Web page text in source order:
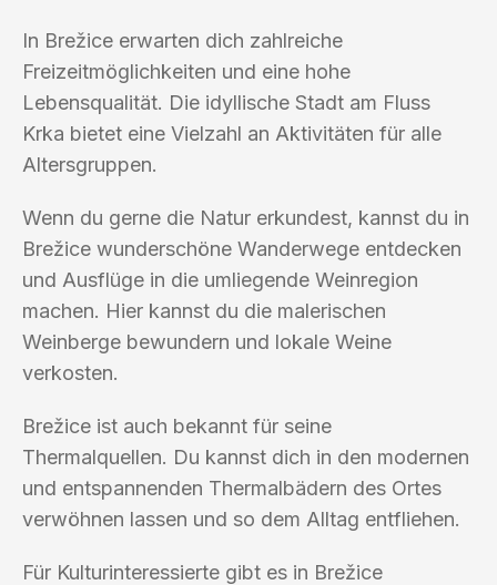
In Brežice erwarten dich zahlreiche
Freizeitmöglichkeiten und eine hohe
Lebensqualität. Die idyllische Stadt am Fluss
Krka bietet eine Vielzahl an Aktivitäten für alle
Altersgruppen.
Wenn du gerne die Natur erkundest, kannst du in
Brežice wunderschöne Wanderwege entdecken
und Ausflüge in die umliegende Weinregion
machen. Hier kannst du die malerischen
Weinberge bewundern und lokale Weine
verkosten.
Brežice ist auch bekannt für seine
Thermalquellen. Du kannst dich in den modernen
und entspannenden Thermalbädern des Ortes
verwöhnen lassen und so dem Alltag entfliehen.
Für Kulturinteressierte gibt es in Brežice